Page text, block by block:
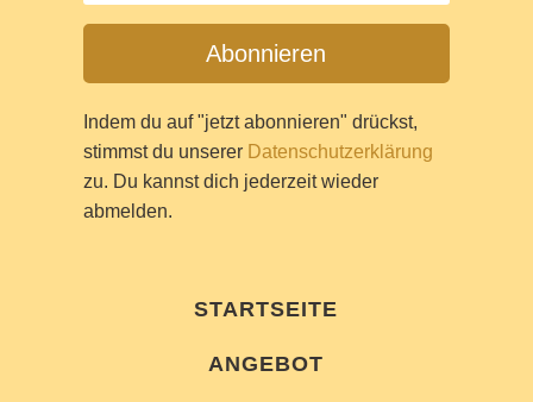
Abonnieren
Indem du auf "jetzt abonnieren" drückst,
stimmst du unserer Datenschutzerklärung
zu. Du kannst dich jederzeit wieder
abmelden.
STARTSEITE
ANGEBOT